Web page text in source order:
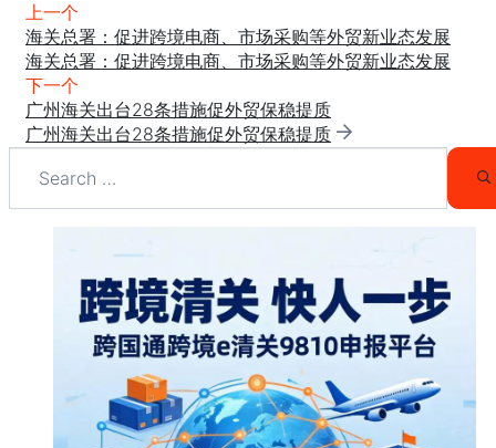
上一个
海关总署：促进跨境电商、市场采购等外贸新业态发展
海关总署：促进跨境电商、市场采购等外贸新业态发展
下一个
广州海关出台28条措施促外贸保稳提质
广州海关出台28条措施促外贸保稳提质